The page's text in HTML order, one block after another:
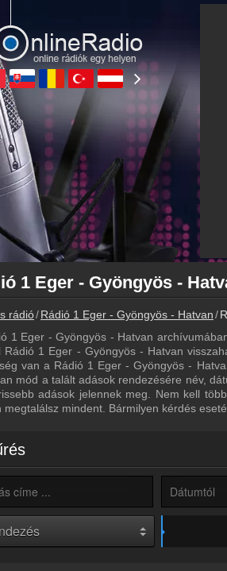
rádió Rádió 1 Eger - Gyöngyös - Hatvan
1 Eger - Gyöngyös - Hatvan
Rádió 1 Eger - Gyöngyös - Hatvan
van a Rádió 1 Eger - Gyöngyös -
mód a talált adások rendezésére név,
adások jelennek meg. Nem kell
megtalálsz mindent. Bármilyen kérdés